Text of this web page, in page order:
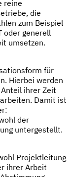
reine
die
zum Beispiel
oder generell
umsetzen.
für
Hierbei werden
ihrer Zeit
Damit ist
der
untergestellt.
Projektleitung
ihrer Arbeit